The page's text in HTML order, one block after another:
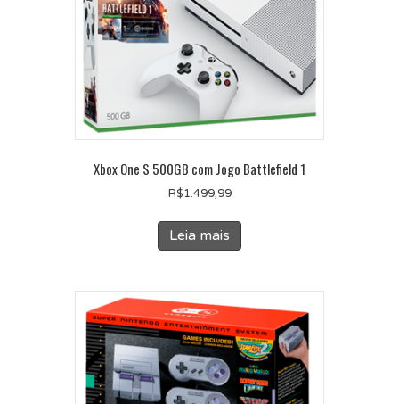
Xbox One S 500GB com Jogo Battlefield 1
R$1.499,99
Leia mais